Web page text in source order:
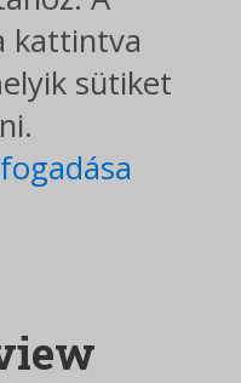
kattintva
sütiket